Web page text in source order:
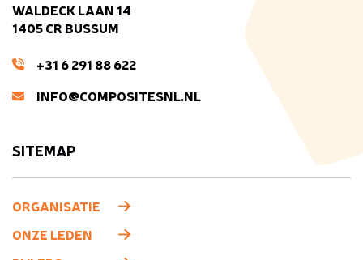
WALDECK LAAN 14
1405 CR BUSSUM
+31 6 291 88 622
INFO@COMPOSITESNL.NL
SITEMAP
ORGANISATIE
ONZE LEDEN